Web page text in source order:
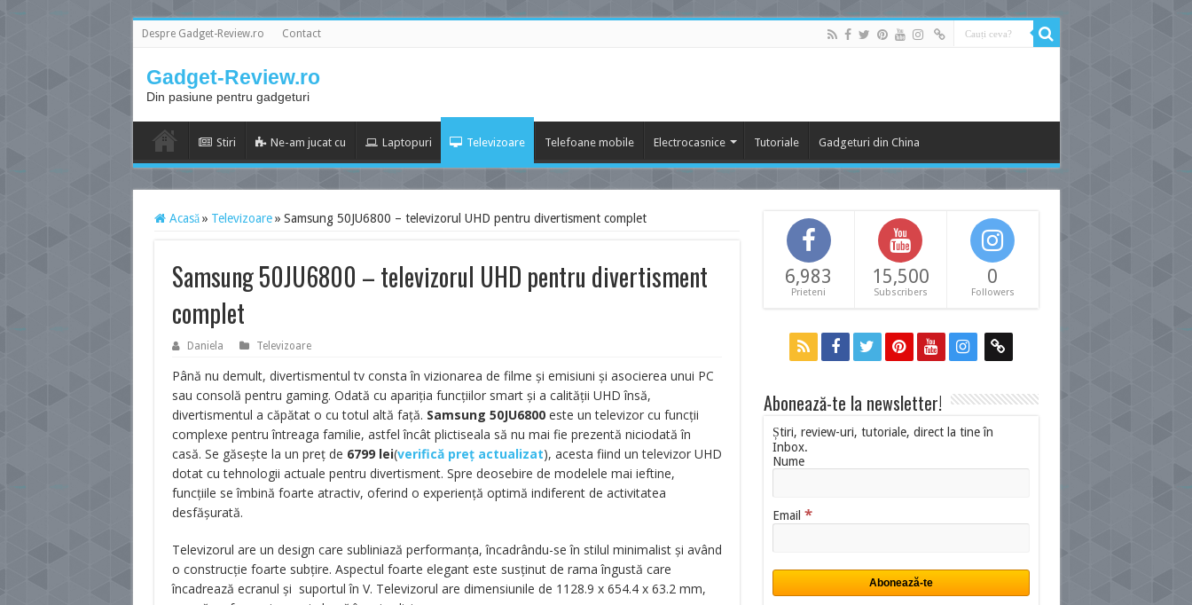
Despre Gadget-Review.ro Contact
Gadget-Review.ro
Din pasiune pentru gadgeturi
Stiri Ne-am jucat cu Laptopuri Televizoare Telefoane mobile Electrocasnice Tutoriale Gadgeturi din China
Acasă » Televizoare » Samsung 50JU6800 – televizorul UHD pentru divertisment complet
Samsung 50JU6800 – televizorul UHD pentru divertisment
complet
Daniela Televizoare
Până nu demult, divertismentul tv consta în vizionarea de filme și emisiuni și asocierea unui PC
sau consolă pentru gaming. Odată cu apariția funcțiilor smart și a calității UHD însă,
divertismentul a căpătat o cu totul altă față. Samsung 50JU6800este un televizor cu funcții
complexe pentru întreaga familie, astfel încât plictiseala să nu mai fie prezentă niciodată în
casă. Se găsește la un preț de 6799 lei(verifică preț actualizat), acesta fiind un televizor UHD
dotat cu tehnologii actuale pentru divertisment. Spre deosebire de modelele mai ieftine,
funcțiile se îmbină foarte atractiv, oferind o experiență optimă indiferent de activitatea
desfășurată.
Televizorul are un design care subliniază performanța, încadrându-se în stilul minimalist și având
o construcție foarte subțire. Aspectul foarte elegant este susținut de rama îngustă care
încadrează ecranul și suportul în V. Televizorul are dimensiunile de 1128.9 x 654.4 x 63.2 mm,
6,983
Prieteni
15,500
Subscribers
0
Followers
Abonează-te la newsletter!
Știri, review-uri, tutoriale, direct la tine în
Inbox.
Nume
Email *